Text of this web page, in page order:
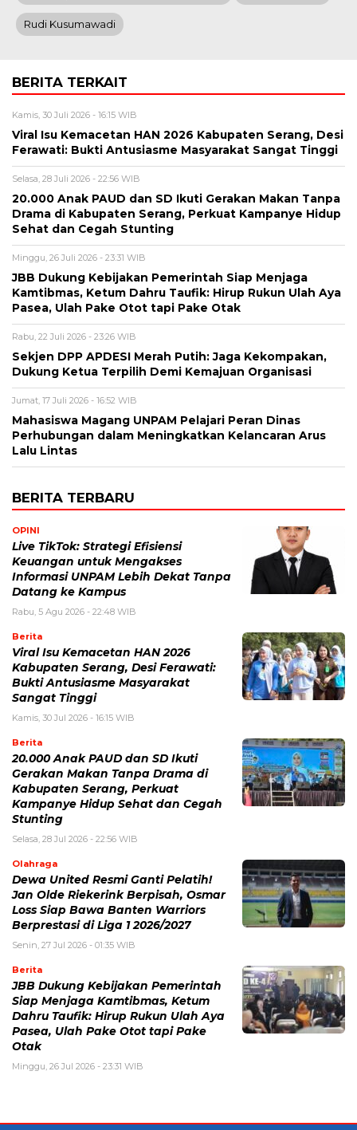
Rudi Kusumawadi
BERITA TERKAIT
Kamis, 30 Juli 2026 - 16:15 WIB
Viral Isu Kemacetan HAN 2026 Kabupaten Serang, Desi
Ferawati: Bukti Antusiasme Masyarakat Sangat Tinggi
Selasa, 28 Juli 2026 - 22:56 WIB
20.000 Anak PAUD dan SD Ikuti Gerakan Makan Tanpa
Drama di Kabupaten Serang, Perkuat Kampanye Hidup
Sehat dan Cegah Stunting
Minggu, 26 Juli 2026 - 23:31 WIB
JBB Dukung Kebijakan Pemerintah Siap Menjaga
Kamtibmas, Ketum Dahru Taufik: Hirup Rukun Ulah Aya
Pasea, Ulah Pake Otot tapi Pake Otak
Rabu, 22 Juli 2026 - 23:26 WIB
Sekjen DPP APDESI Merah Putih: Jaga Kekompakan,
Dukung Ketua Terpilih Demi Kemajuan Organisasi
Jumat, 17 Juli 2026 - 16:52 WIB
Mahasiswa Magang UNPAM Pelajari Peran Dinas
Perhubungan dalam Meningkatkan Kelancaran Arus
Lalu Lintas
BERITA TERBARU
OPINI
Live TikTok: Strategi Efisiensi
Keuangan untuk Mengakses
Informasi UNPAM Lebih Dekat Tanpa
Datang ke Kampus
Rabu, 5 Agu 2026 - 22:48 WIB
Berita
Viral Isu Kemacetan HAN 2026
Kabupaten Serang, Desi Ferawati:
Bukti Antusiasme Masyarakat
Sangat Tinggi
Kamis, 30 Jul 2026 - 16:15 WIB
Berita
20.000 Anak PAUD dan SD Ikuti
Gerakan Makan Tanpa Drama di
Kabupaten Serang, Perkuat
Kampanye Hidup Sehat dan Cegah
Stunting
Selasa, 28 Jul 2026 - 22:56 WIB
Olahraga
Dewa United Resmi Ganti Pelatih!
Jan Olde Riekerink Berpisah, Osmar
Loss Siap Bawa Banten Warriors
Berprestasi di Liga 1 2026/2027
Senin, 27 Jul 2026 - 01:35 WIB
Berita
JBB Dukung Kebijakan Pemerintah
Siap Menjaga Kamtibmas, Ketum
Dahru Taufik: Hirup Rukun Ulah Aya
Pasea, Ulah Pake Otot tapi Pake
Otak
Minggu, 26 Jul 2026 - 23:31 WIB